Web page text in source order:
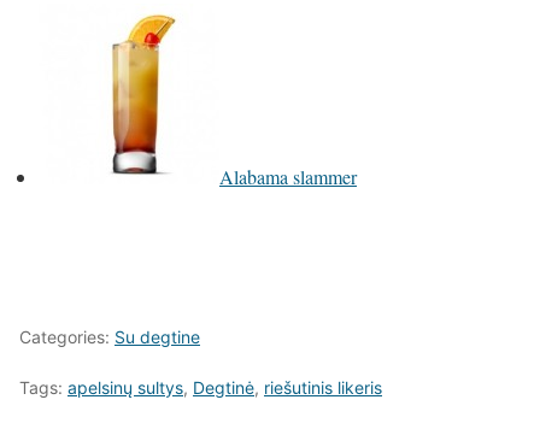
Alabama slammer
Categories: Su degtine
Tags: apelsinų sultys, Degtinė, riešutinis likeris